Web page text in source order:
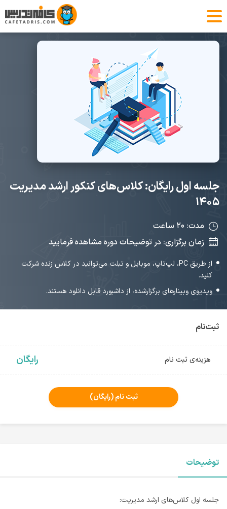
جلسه اول رایگان: کلاس‌های کنکور ارشد مدیریت
۱۴۰۵
مدت: ۲۰ ساعت
زمان برگزاری: در توضیحات دوره مشاهده فرمایید
از طریق PC، لپ‌تاپ، موبایل و تبلت می‌توانید در کلاس زنده شرکت
کنید.
ویدیوی وبینارهای برگزارشده، از داشبورد قابل دانلود هستند.
ثبت‌نام
هزینه‌ی ثبت نام رایگان
ثبت نام(رایگان)
توضیحات
جلسه اول کلاس‌های ارشد مدیریت: